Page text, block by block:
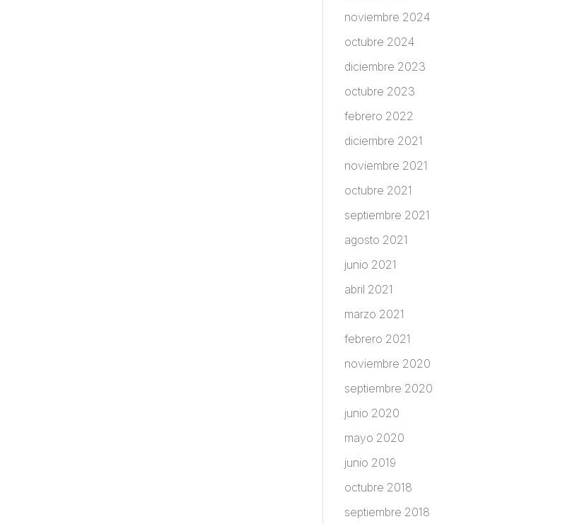
noviembre 2024
octubre 2024
diciembre 2023
octubre 2023
febrero 2022
diciembre 2021
noviembre 2021
octubre 2021
septiembre 2021
agosto 2021
junio 2021
abril 2021
marzo 2021
febrero 2021
noviembre 2020
septiembre 2020
junio 2020
mayo 2020
junio 2019
octubre 2018
septiembre 2018